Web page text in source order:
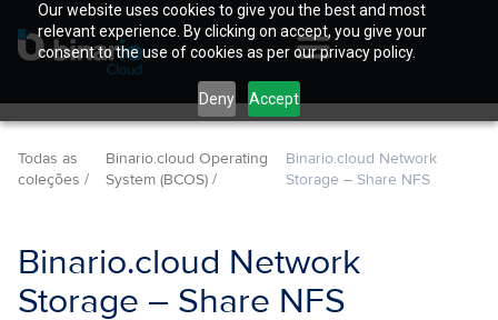
Our website uses cookies to give you the best and most
relevant experience. By clicking on accept, you give your
consent to the use of cookies as per our privacy policy.
Deny Accept
Todas as
coleções /
Binario.cloud Operating
System (BCOS) /
Binario.cloud Network
Storage – Share NFS
Binario.cloud Network
Storage – Share NFS